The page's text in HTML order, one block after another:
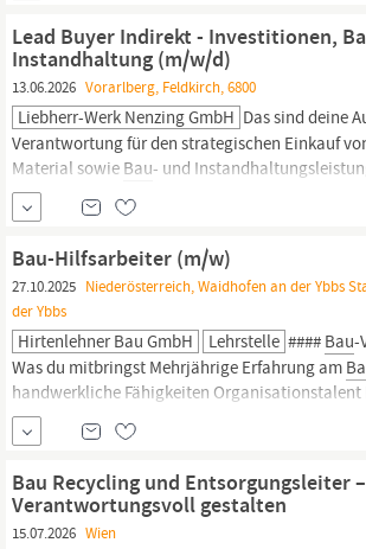
Goodies wie;
Lead Buyer Indirekt - Investitionen,
Instandhaltung (m/w/d)
13.06.2026 Vorarlberg, Feldkirch, 6800
Liebherr-Werk Nenzing GmbH Das sind deine
Verantwortung für den strategischen Einkauf
Material sowie Bau- und
und Umsetzung von Einkaufsstrategien zur
und Lieferantenperformance Durchführung von
Vertragsverhandlungen und Abschluss von
Aufbau und Pflege langfristiger
Bau-Hilfsarbeiter (m/w)
27.10.2025 Niederösterreich, Waidhofen an der Ybbs
der Ybbs
Hirtenlehner Bau GmbH Lehrstelle #### Bau-
Was du mitbringst Mehrjährige Erfahrung am
handwerkliche Fähigkeiten Organisationstalent
Verantwortungsbewusstsein Ausgeprägte Team-
Kommunikationsfähigkeit Interesse an
Bedarf und Erfordernis Hohes Maß
Bau Recycling und Entsorgungsleiter –
Verantwortungsvoll gestalten
15.07.2026 Wien